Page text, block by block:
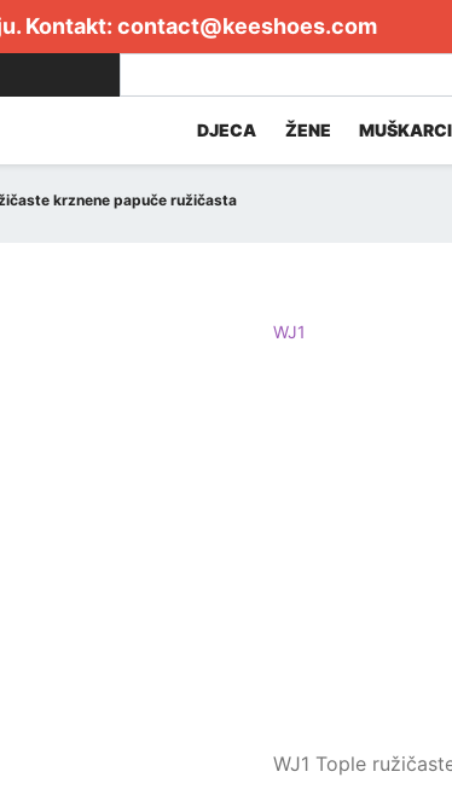
Kontakt: contact@keeshoes.com
DJECA ŽENE MUŠKARCI
krznene papuče ružičasta
WJ1
WJ1 Tople